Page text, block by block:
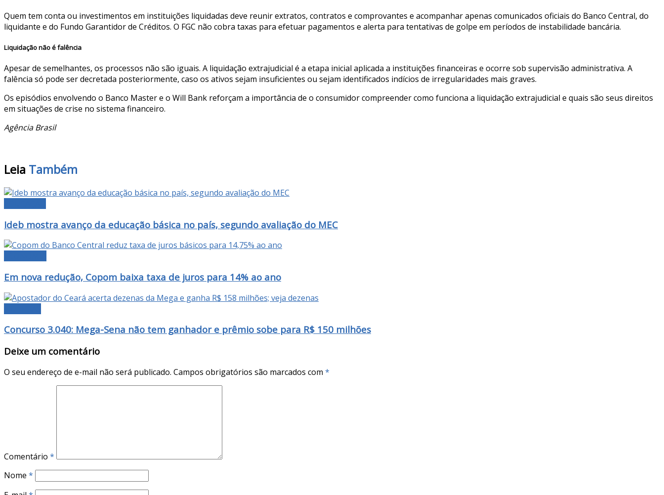
Quem tem conta ou investimentos em instituições liquidadas deve reunir extratos, contratos e comprovantes e acompanhar apenas comunicados oficiais do Banco Central, do
liquidante e do Fundo Garantidor de Créditos. O FGC não cobra taxas para efetuar pagamentos e alerta para tentativas de golpe em períodos de instabilidade bancária.
Liquidação não é falência
Apesar de semelhantes, os processos não são iguais. A liquidação extrajudicial é a etapa inicial aplicada a instituições financeiras e ocorre sob supervisão administrativa. A
falência só pode ser decretada posteriormente, caso os ativos sejam insuficientes ou sejam identificados indícios de irregularidades mais graves.
Os episódios envolvendo o Banco Master e o Will Bank reforçam a importância de o consumidor compreender como funciona a liquidação extrajudicial e quais são seus direitos
em situações de crise no sistema financeiro.
Agência Brasil
Leia Também
Ideb mostra avanço da educação básica no país, segundo avaliação do MEC
Em nova redução, Copom baixa taxa de juros para 14% ao ano
Concurso 3.040: Mega-Sena não tem ganhador e prêmio sobe para R$ 150 milhões
Deixe um comentário
O seu endereço de e-mail não será publicado. Campos obrigatórios são marcados com *
Comentário *
Nome *